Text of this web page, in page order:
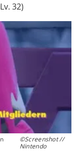
32)
©Screenshot //
Nintendo